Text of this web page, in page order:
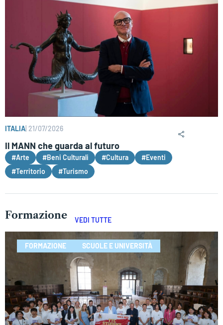
ITALIA 21/07/2026
Il MANN che guarda al futuro
#Arte #Beni Culturali #Cultura
#Eventi
#Territorio
#Turismo
Formazione VEDI TUTTE
FORMAZIONE SCUOLE E UNIVERSITÀ